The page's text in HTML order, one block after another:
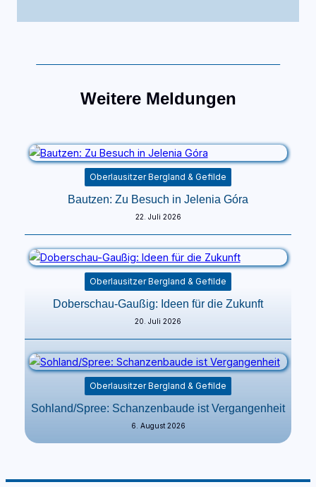
Weitere Meldungen
Oberlausitzer Bergland & Gefilde
Bautzen: Zu Besuch in Jelenia Góra
22. Juli 2026
Oberlausitzer Bergland & Gefilde
Doberschau-Gaußig: Ideen für die Zukunft
20. Juli 2026
Oberlausitzer Bergland & Gefilde
Sohland/Spree: Schanzenbaude ist Vergangenheit
6. August 2026